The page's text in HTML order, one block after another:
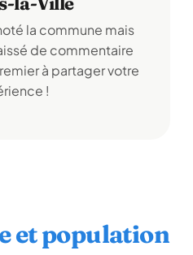
la commune mais
de commentaire
à partager votre
!
et population